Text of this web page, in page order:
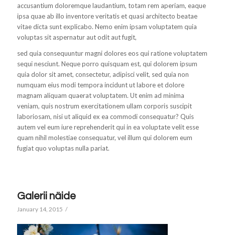
accusantium doloremque laudantium, totam rem aperiam, eaque
ipsa quae ab illo inventore veritatis et quasi architecto beatae
vitae dicta sunt explicabo. Nemo enim ipsam voluptatem quia
voluptas sit aspernatur aut odit aut fugit,
sed quia consequuntur magni dolores eos qui ratione voluptatem
sequi nesciunt. Neque porro quisquam est, qui dolorem ipsum
quia dolor sit amet, consectetur, adipisci velit, sed quia non
numquam eius modi tempora incidunt ut labore et dolore
magnam aliquam quaerat voluptatem. Ut enim ad minima
veniam, quis nostrum exercitationem ullam corporis suscipit
laboriosam, nisi ut aliquid ex ea commodi consequatur? Quis
autem vel eum iure reprehenderit qui in ea voluptate velit esse
quam nihil molestiae consequatur, vel illum qui dolorem eum
fugiat quo voluptas nulla pariat.
Galerii näide
January 14, 2015 /